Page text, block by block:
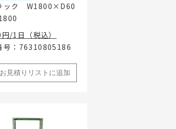
ック W1800×D60
/1日（税込）
号：76310805186
お見積りリストに追加